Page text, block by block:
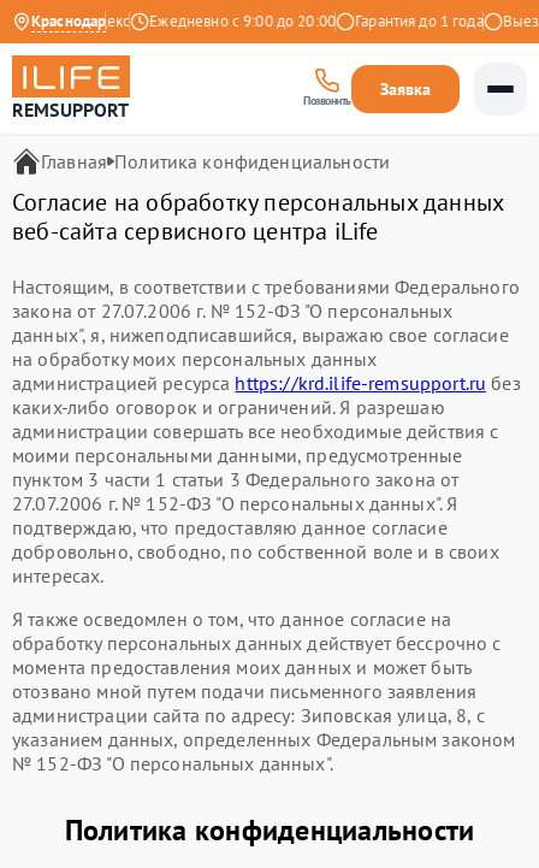
Краснодар
4.9 на Яндекс Ежедневно с 9:00 до 20:00 Гарантия до 1 года Выезд
REMSUPPORT Позвонить
Заявка
Главная Политика конфиденциальности
Согласие на обработку персональных данных
веб-сайта сервисного центра iLife
Настоящим, в соответствии с требованиями Федерального
закона от 27.07.2006 г. № 152-ФЗ "О персональных
данных", я, нижеподписавшийся, выражаю свое согласие
на обработку моих персональных данных
администрацией ресурса https://krd.ilife-remsupport.ru без
каких-либо оговорок и ограничений. Я разрешаю
администрации совершать все необходимые действия с
моими персональными данными, предусмотренные
пунктом 3 части 1 статьи 3 Федерального закона от
27.07.2006 г. № 152-ФЗ "О персональных данных". Я
подтверждаю, что предоставляю данное согласие
добровольно, свободно, по собственной воле и в своих
интересах.
Я также осведомлен о том, что данное согласие на
обработку персональных данных действует бессрочно с
момента предоставления моих данных и может быть
отозвано мной путем подачи письменного заявления
администрации сайта по адресу: Зиповская улица, 8, с
указанием данных, определенных Федеральным законом
№ 152-ФЗ "О персональных данных".
Политика конфиденциальности